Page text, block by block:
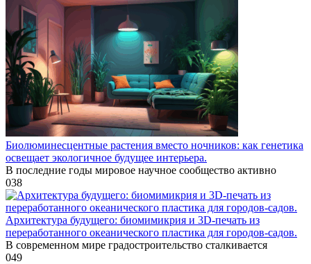
Биолюминесцентные растения вместо ночников: как генетика
освещает экологичное будущее интерьера.
В последние годы мировое научное сообщество активно
038
Архитектура будущего: биомимикрия и 3D-печать из
переработанного океанического пластика для городов-садов.
В современном мире градостроительство сталкивается
049